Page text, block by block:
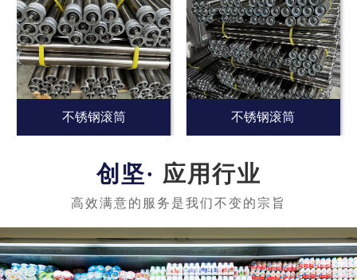
不锈钢滚筒 不锈钢滚筒
应用行业